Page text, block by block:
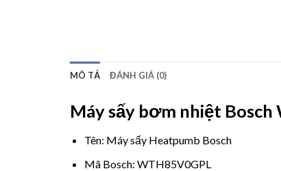
MÔ TẢ ĐÁNH GIÁ (0)
Máy sấy bơm nhiệt Bosch
Tên: Máy sấy Heatpumb Bosch
Mã Bosch: WTH85V0GPL